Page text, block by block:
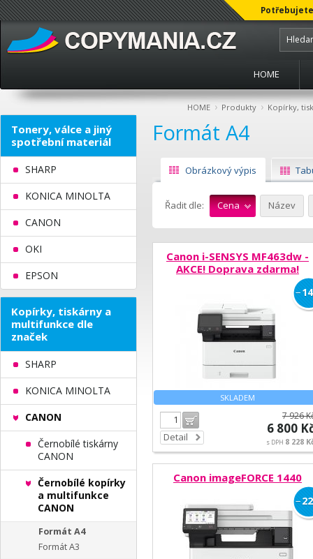
HOME
HOME › Produkty › Kopírky,
Formát A4
Obrázkový výpis
Řadit dle: Cena Název
Canon i-SENSYS MF463dw -
AKCE! Doprava zdarma!
SKLADEM
−14
Detail
7 926
6 800
s DPH 8 228
Canon imageFORCE 1440
−22
Tonery, válce a jiný
spotřební materiál
SHARP
KONICA MINOLTA
CANON
OKI
EPSON
Kopírky, tiskárny a
multifunkce dle
značek
SHARP
KONICA MINOLTA
CANON
Černobílé tiskárny
CANON
Černobílé kopírky
a multifunkce
CANON
Formát A4
Formát A3